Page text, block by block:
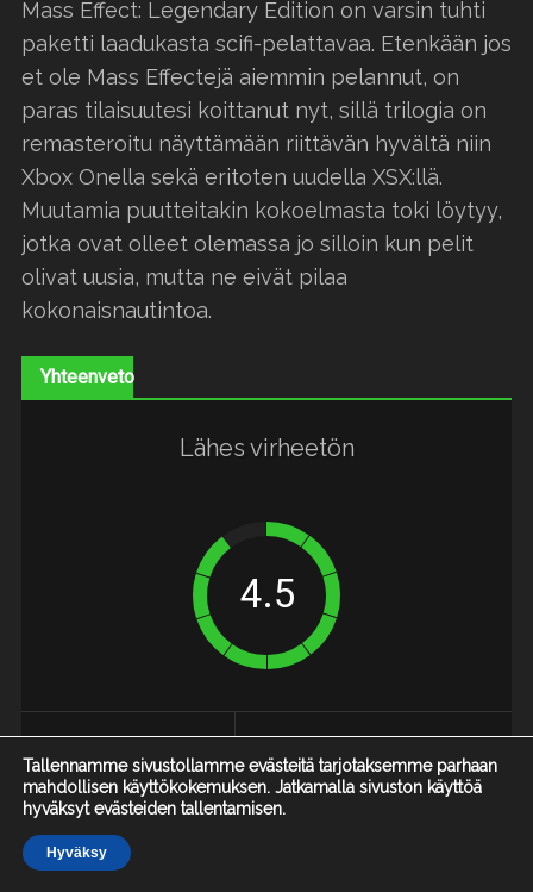
Mass Effect: Legendary Edition on varsin tuhti
paketti laadukasta scifi-pelattavaa. Etenkään jos
et ole Mass Effectejä aiemmin pelannut, on
paras tilaisuutesi koittanut nyt, sillä trilogia on
remasteroitu näyttämään riittävän hyvältä niin
Xbox Onella sekä eritoten uudella XSX:llä.
Muutamia puutteitakin kokoelmasta toki löytyy,
jotka ovat olleet olemassa jo silloin kun pelit
olivat uusia, mutta ne eivät pilaa
kokonaisnautintoa.
Yhteenveto
Lähes virheetön
Kolme laajaa
peliä DLC-
Huonoa
Tekoäly ei ole
Tallennamme sivustollamme evästeitä tarjotaksemme parhaan
mahdollisen käyttökokemuksen. Jatkamalla sivuston käyttöä
hyväksyt evästeiden tallentamisen.
Hyväksy
Etusivu